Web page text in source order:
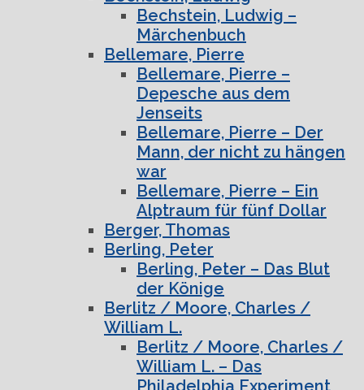
Bechstein, Ludwig –
Märchenbuch
Bellemare, Pierre
Bellemare, Pierre –
Depesche aus dem
Jenseits
Bellemare, Pierre – Der
Mann, der nicht zu hängen
war
Bellemare, Pierre – Ein
Alptraum für fünf Dollar
Berger, Thomas
Berling, Peter
Berling, Peter – Das Blut
der Könige
Berlitz / Moore, Charles /
William L.
Berlitz / Moore, Charles /
William L. – Das
Philadelphia Experiment